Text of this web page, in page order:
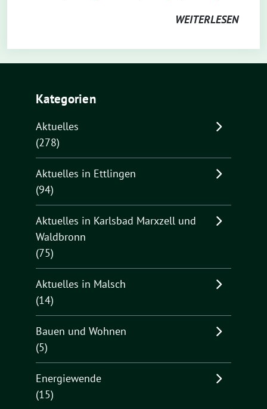
WEITERLESEN
Kategorien
Aktuelles
(278)
Aktuelles in Ettlingen
(94)
Aktuelles in Karlsbad Marxzell und
Waldbronn
(75)
Aktuelles in Malsch
(14)
Bauen und Wohnen
(5)
Energiewende
(15)